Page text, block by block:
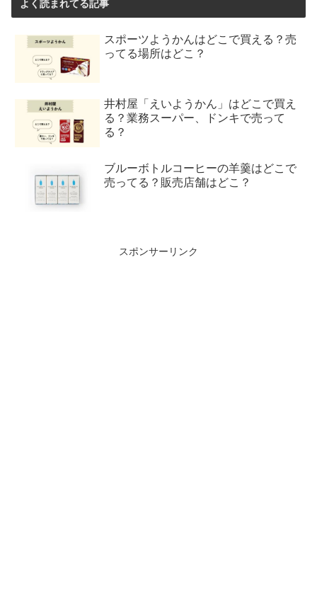
よく読まれてる記事
スポーツようかんはどこで買える？売
ってる場所はどこ？
井村屋「えいようかん」はどこで買え
る？業務スーパー、ドンキで売って
る？
ブルーボトルコーヒーの羊羹はどこで
売ってる？販売店舗はどこ？
スポンサーリンク